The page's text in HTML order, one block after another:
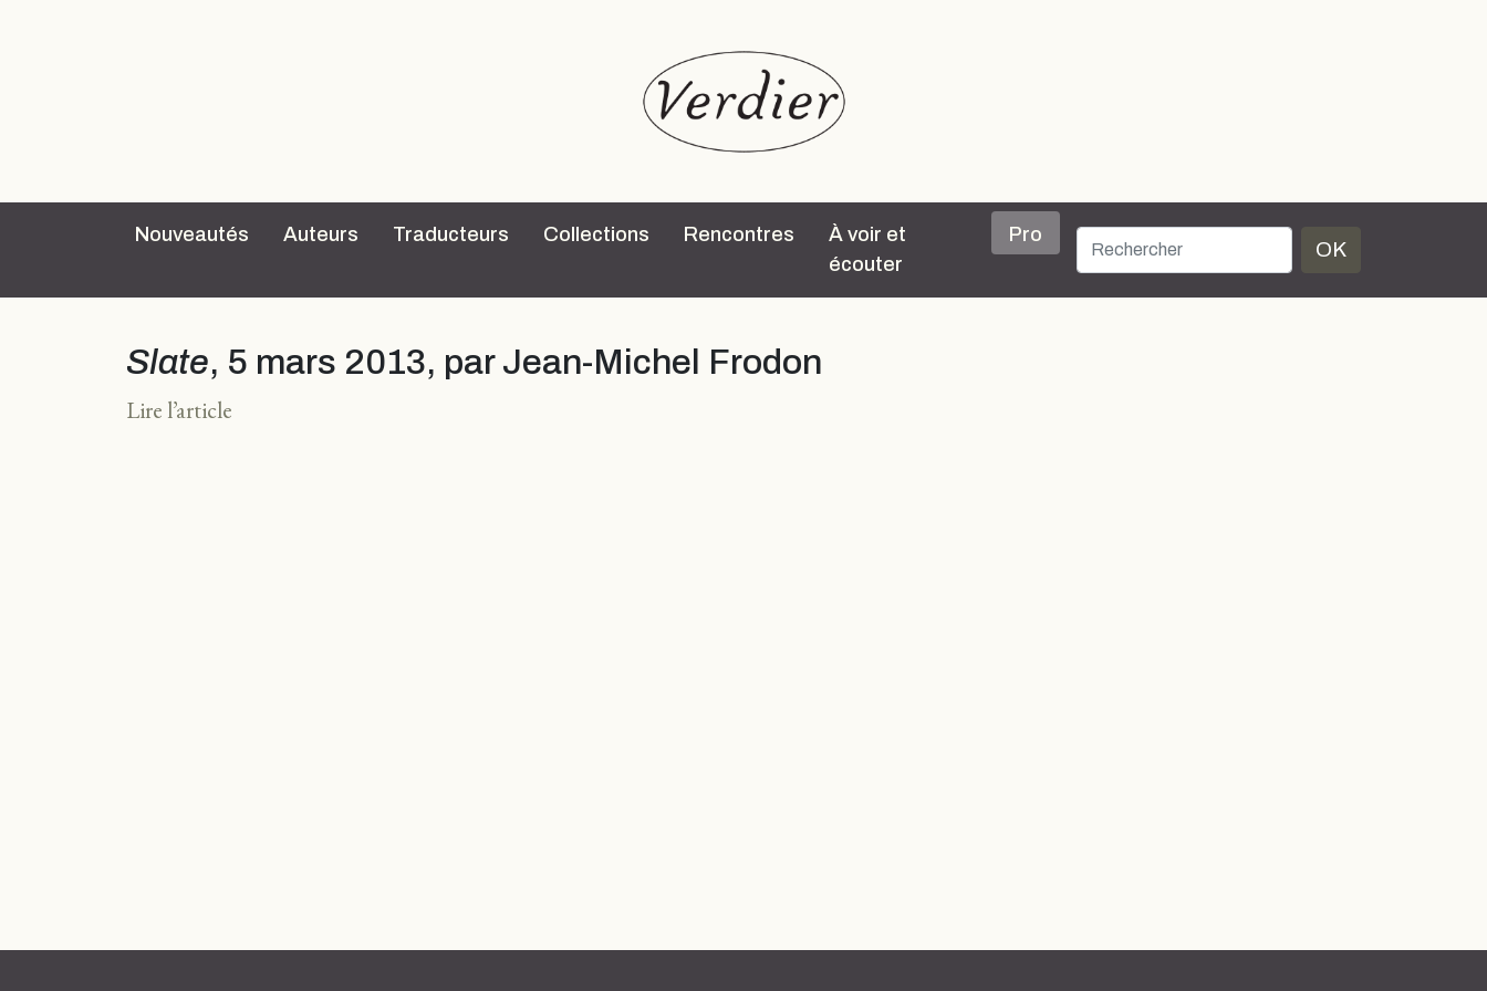
Nouveautés Auteurs Traducteurs Collections Rencontres
À voir et
écouter
Pro
OK
Slate, 5 mars 2013, par Jean-Michel Frodon
Lire l’article